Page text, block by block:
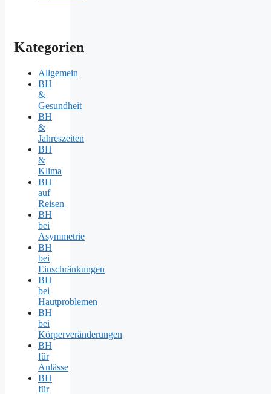
Kategorien
Allgemein
BH
&
Gesundheit
BH
&
Jahreszeiten
BH
&
Klima
BH
auf
Reisen
BH
bei
Asymmetrie
BH
bei
Einschränkungen
BH
bei
Hautproblemen
BH
bei
Körperveränderungen
BH
für
Anlässe
BH
für